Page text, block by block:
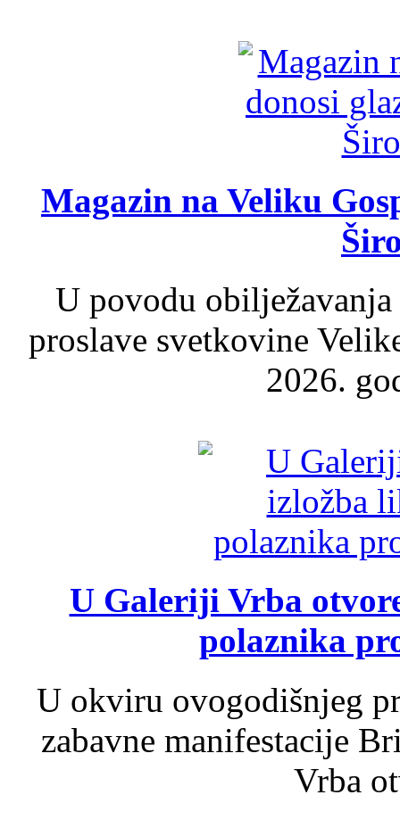
Magazin na Veliku
U povodu
proslave svetkovine
2026.
U Galeriji Vrba
polaznika
U okviru ovogodišnjeg
zabavne manifestacije
Vrba